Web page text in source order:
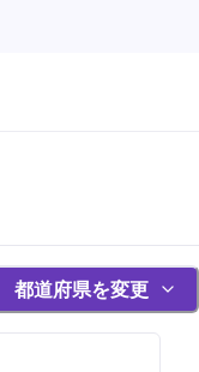
都道府県を変更